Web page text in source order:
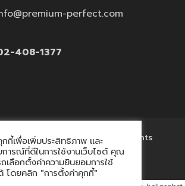
perfect.com
408-1377
'โรงงานของพรีเมี่ยม' All Rights
Reserved.
กกี้เพื่อเพิ่มประสิทธิภาพ และ
การณ์ที่ดีในการใช้งานเว็บไซต์ คุณ
เลือกตั้งค่าความยินยอมการใช้
โดยคลิก "การตั้งค่าคุกกี้"